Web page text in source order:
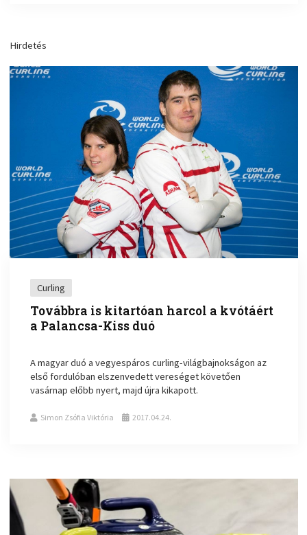
Hirdetés
Curling
Továbbra is kitartóan harcol a kvótáért
a Palancsa-Kiss duó
A magyar duó a vegyespáros curling-világbajnokságon az
első fordulóban elszenvedett vereséget követően
vasárnap előbb nyert, majd újra kikapott.
Simon Zsófia Viktória 2017.04.24.